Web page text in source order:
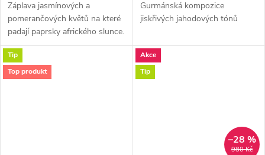
Záplava jasmínových a
pomerančových květů na které
padají paprsky afrického slunce.
Radostný, opojný parfém pro
ženy
Gurmánská kompozice
jiskřivých jahodových tónů
Tip
Top produkt
Akce
Tip
980 Kč
–28 %